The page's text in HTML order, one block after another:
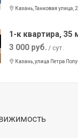
Казань, Танковая улица, 2
1-к квартира, 35
3 000 руб. / сут.
Казань, улица Петра